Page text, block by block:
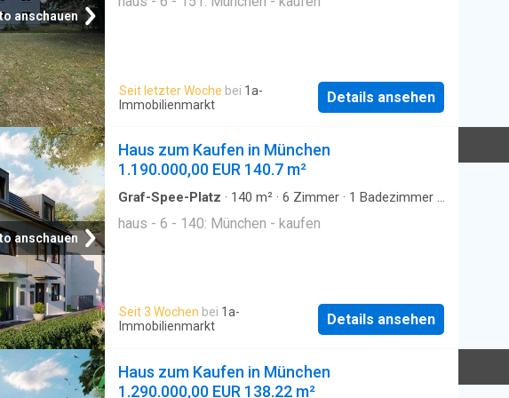
anschauen
Seit letzter Woche bei 1a-
Immobilienmarkt
Details ansehen
anschauen
Haus zum Kaufen in München
1.190.000,00 EUR 140.7 m²
Graf-Spee-Platz · 140 m² · 6 Zimmer · 1 Badezimmer ·
haus - 6 - 140: München - kaufen
Seit 3 Wochen bei 1a-
Immobilienmarkt
Details ansehen
Haus zum Kaufen in München
1.290.000,00 EUR 138.22 m²